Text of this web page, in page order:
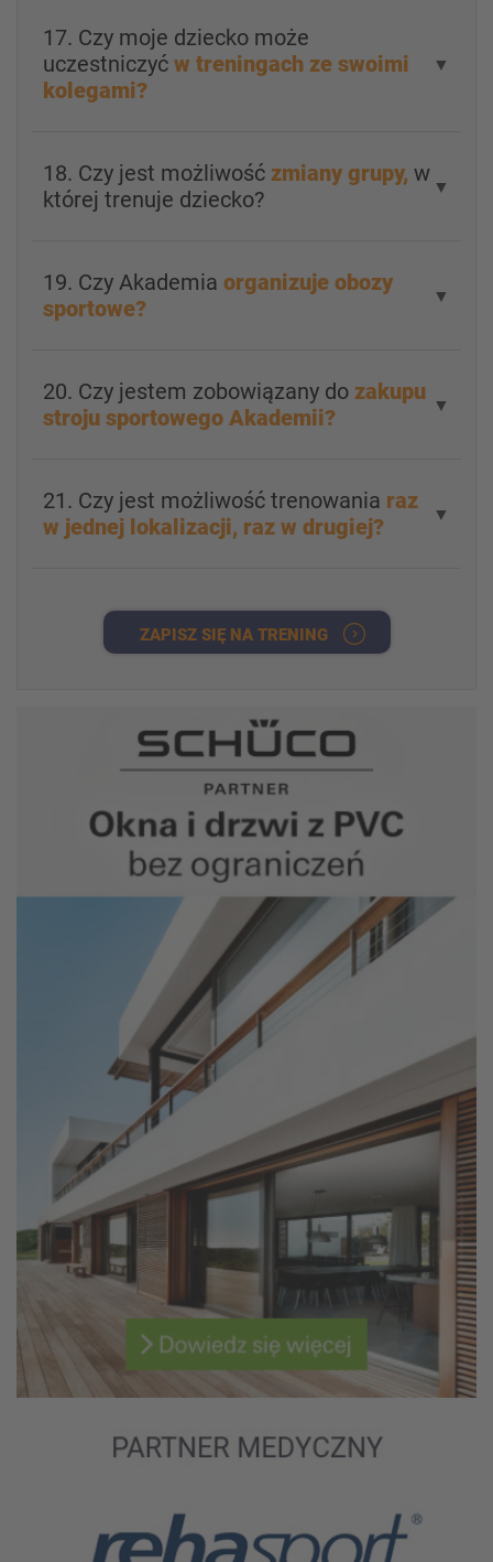
17. Czy moje dziecko może
uczestniczyć w treningach ze swoimi
kolegami?
▼
18. Czy jest możliwość zmiany grupy, w
której trenuje dziecko?
▼
19. Czy Akademia organizuje obozy
sportowe?
▼
20. Czy jestem zobowiązany do zakupu
stroju sportowego Akademii?
▼
21. Czy jest możliwość trenowania raz
w jednej lokalizacji, raz w drugiej?
▼
ZAPISZ SIĘ NA TRENING